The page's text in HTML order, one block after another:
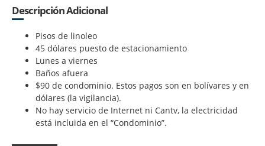
Descripción Adicional
Pisos de linoleo
45 dólares puesto de estacionamiento
Lunes a viernes
Baños afuera
$90 de condominio. Estos pagos son en bolívares y en
dólares (la vigilancia).
No hay servicio de Internet ni Cantv, la electricidad
está incluida en el “Condominio”.